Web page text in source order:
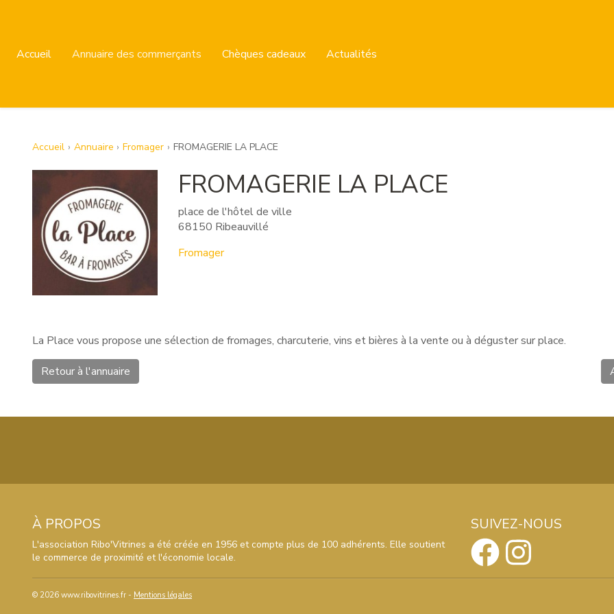
Accueil Annuaire des commerçants Chèques cadeaux Actualités
Accueil Annuaire Fromager FROMAGERIE LA PLACE
FROMAGERIE LA PLACE
place de l'hôtel de ville
68150 Ribeauvillé
Fromager
La Place vous propose une sélection de fromages, charcuterie, vins et bières à la vente ou à déguster sur place.
Retour à l'annuaire
nos dernières actualités et offres
À PROPOS
L'association Ribo'Vitrines a été créée en 1956 et compte plus de 100 adhérents. Elle soutient
le commerce de proximité et l'économie locale.
SUIVEZ-NOUS
© 2026 www.ribovitrines.fr - Mentions légales